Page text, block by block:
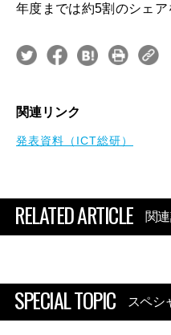
年度までは約5割のシェア
関連リンク
発表資料（ICT総研）
RELATED ARTICLE 関
SPECIAL TOPIC スペシ